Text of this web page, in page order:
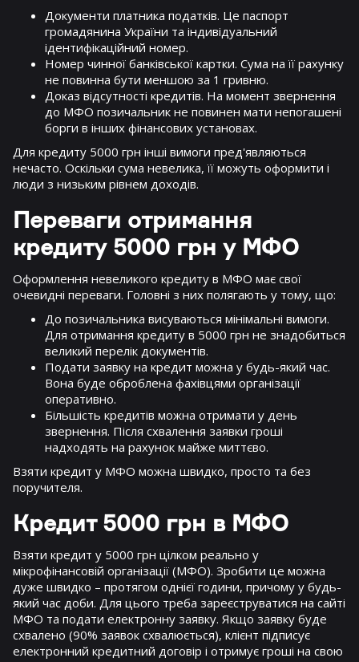
Документи платника податків. Це паспорт
громадянина України та індивідуальний
ідентифікаційний номер.
Номер чинної банківської картки. Сума на її рахунку
не повинна бути меншою за 1 гривню.
Доказ відсутності кредитів. На момент звернення
до МФО позичальник не повинен мати непогашені
борги в інших фінансових установах.
Для кредиту 5000 грн інші вимоги пред'являються
нечасто. Оскільки сума невелика, її можуть оформити і
люди з низьким рівнем доходів.
Переваги отримання
кредиту 5000 грн у МФО
Оформлення невеликого кредиту в МФО має свої
очевидні переваги. Головні з них полягають у тому, що:
До позичальника висуваються мінімальні вимоги.
Для отримання кредиту в 5000 грн не знадобиться
великий перелік документів.
Подати заявку на кредит можна у будь-який час.
Вона буде оброблена фахівцями організації
оперативно.
Більшість кредитів можна отримати у день
звернення. Після схвалення заявки гроші
надходять на рахунок майже миттєво.
Взяти кредит у МФО можна швидко, просто та без
поручителя.
Кредит 5000 грн в МФО
Взяти кредит у 5000 грн цілком реально у
мікрофінансовій організації (МФО). Зробити це можна
дуже швидко – протягом однієї години, причому у будь-
який час доби. Для цього треба зареєструватися на сайті
МФО та подати електронну заявку. Якщо заявку буде
схвалено (90% заявок схвалюється), клієнт підписує
електронний кредитний договір і отримує гроші на свою